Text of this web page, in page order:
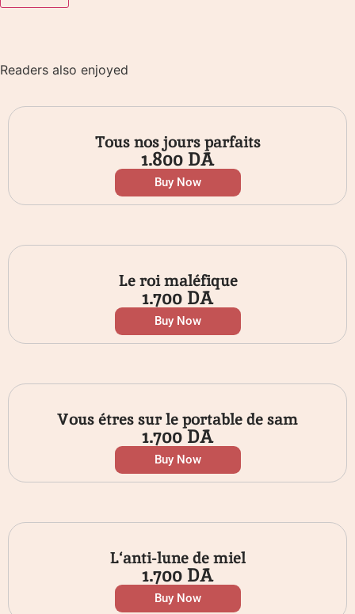
Readers also enjoyed
Tous nos jours parfaits
1.800DA
Buy Now
Le roi maléfique
1.700DA
Buy Now
Vous étres sur le portable de sam
1.700DA
Buy Now
L‘anti-lune de miel
1.700DA
Buy Now